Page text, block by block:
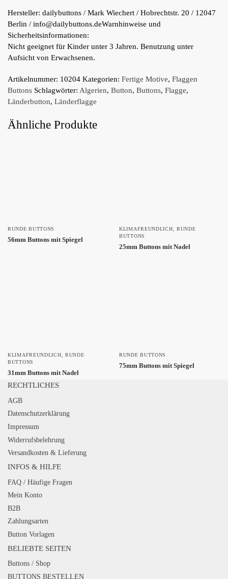
Hersteller: dailybuttons / Mark Wiechert / Hobrechtstr. 20 / 12047
Berlin / info@dailybuttons.deWarnhinweise und
Sicherheitsinformationen:
Nicht geeignet für Kinder unter 3 Jahren. Benutzung unter
Aufsicht von Erwachsenen.
Artikelnummer: 10204 Kategorien: Fertige Motive, Flaggen
Buttons Schlagwörter: Algerien, Button, Buttons, Flagge,
Länderbutton, Länderflagge
Ähnliche Produkte
RUNDE BUTTONS
56mm Buttons mit Spiegel
KLIMAFREUNDLICH
RUNDE
BUTTONS
25mm Buttons mit Nadel
KLIMAFREUNDLICH
RUNDE
BUTTONS
31mm Buttons mit Nadel
RUNDE BUTTONS
75mm Buttons mit Spiegel
RECHTLICHES
AGB
Datenschutzerklärung
Impressum
Widerrufsbelehrung
Versandkosten & Lieferung
INFOS & HILFE
FAQ / Häufige Fragen
Mein Konto
B2B
Zahlungsarten
Button Vorlagen
BELIEBTE SEITEN
Buttons / Shop
BUTTONS BESTELLEN